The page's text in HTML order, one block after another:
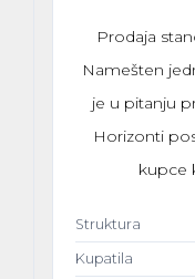
Prodaja
Namešten
je u pitanju
Horizonti
kupce
Struktura
Kupatila